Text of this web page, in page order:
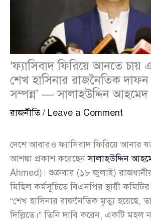
‘ফ্যাসিবাদ ফিরিয়ে আনতে
শেখ হাসিনার রাজনৈতিক দাফন
সম্পন্ন’ — সালাহউদ্দিন আহমেদ
রাজনীতি/ Leave a Comment
দেশে আবারও ফ্যাসিবাদ ফিরিয়ে আনার
আশঙ্কা প্রকাশ করেছেনসালাহউদ্দিন
Ahmed)। শুক্রবার (১৮ জুলাই)
মিছিল কর্মসূচিতে বিএনপির স্থায়ী
“শেখ হাসিনার রাজনৈতিক মৃত্যু হয়েছে,
দিল্লিতে।” তিনি দাবি করেন, একটি মহল